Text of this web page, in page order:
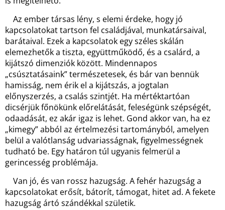
Az ember társas lény, s elemi érdeke, hogy jó
kapcsolatokat tartson fel családjával, munkatársaival,
barátaival. Ezek a kapcsolatok egy széles skálán
elemezhetők a tiszta, együttműködő, és a csalárd, a
kijátszó dimenziók között. Mindennapos
„csúsztatásaink” természetesek, és bár van bennük
hamisság, nem érik el a kijátszás, a jogtalan
előnyszerzés, a csalás szintjét. Ha mértéktartóan
dicsérjük főnökünk előrelátását, feleségünk szépségét,
odaadását, ez akár igaz is lehet. Gond akkor van, ha ez
„kimegy” abból az értelmezési tartományból, amelyen
belül a valótlanság udvariasságnak, figyelmességnek
tudható be. Egy határon túl ugyanis felmerül a
gerincesség problémája.
Van jó, és van rossz hazugság. A fehér hazugság a
kapcsolatokat erősít, bátorít, támogat, hitet ad. A fekete
hazugság ártó szándékkal születik.